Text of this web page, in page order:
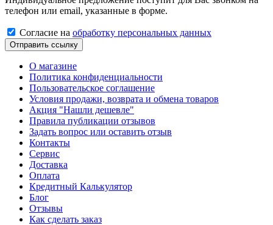
телефон или email, указанные в форме.
Cогласиe на обработку персональных данных
Отправить ссылку
О магазине
Политика конфиденциальности
Пользовательское соглашение
Условия продажи, возврата и обмена товаров
Акция "Нашли дешевле"
Правила публикации отзывов
Задать вопрос или оставить отзыв
Контакты
Сервис
Доставка
Оплата
Кредитный Калькулятор
Блог
Отзывы
Как сделать заказ